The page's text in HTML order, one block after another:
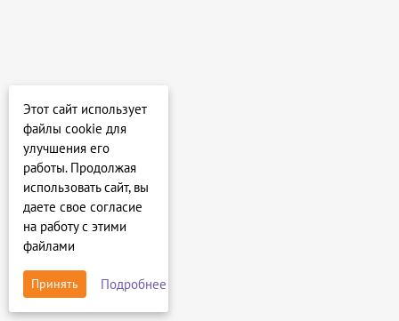
Этот сайт использует
файлы cookie для
улучшения его
работы. Продолжая
использовать сайт, вы
даете свое согласие
на работу с этими
файлами
Принять Подробнее